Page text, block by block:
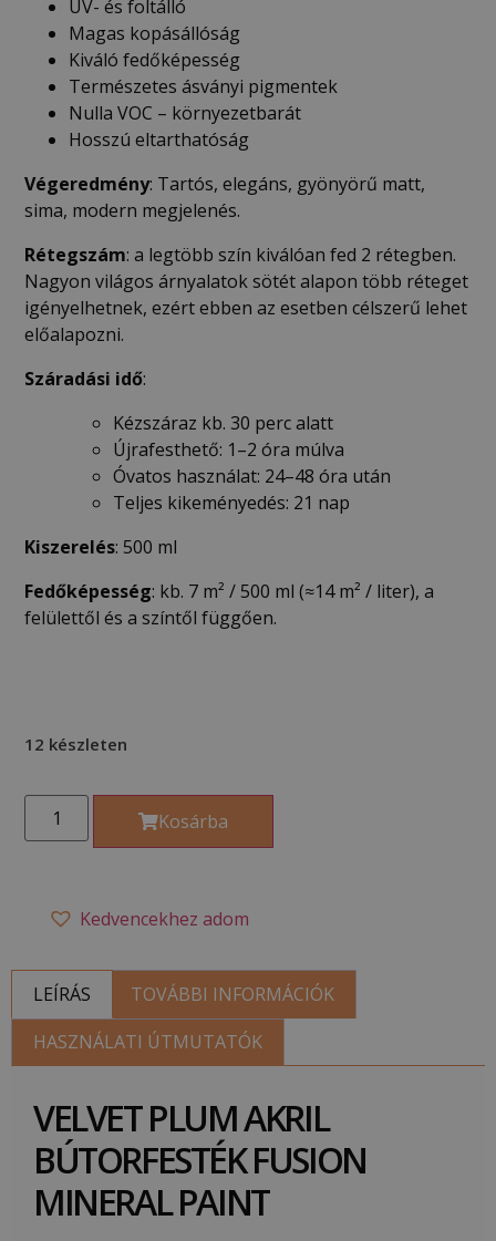
UV- és foltálló
Magas kopásállóság
Kiváló fedőképesség
Természetes ásványi pigmentek
Nulla VOC – környezetbarát
Hosszú eltarthatóság
Végeredmény: Tartós, elegáns, gyönyörű matt,
sima, modern megjelenés.
Rétegszám: a legtöbb szín kiválóan fed 2 rétegben.
Nagyon világos árnyalatok sötét alapon több réteget
igényelhetnek, ezért ebben az esetben célszerű lehet
előalapozni.
Száradási idő:
Kézszáraz kb. 30 perc alatt
Újrafesthető: 1–2 óra múlva
Óvatos használat: 24–48 óra után
Teljes kikeményedés: 21 nap
Kiszerelés: 500 ml
Fedőképesség: kb. 7 m² / 500 ml (≈14 m² / liter), a
felülettől és a színtől függően.
12 készleten
Kosárba
Kedvencekhez adom
LEÍRÁS
TOVÁBBI INFORMÁCIÓK
HASZNÁLATI ÚTMUTATÓK
VELVET PLUM AKRIL
BÚTORFESTÉK FUSION
MINERAL PAINT